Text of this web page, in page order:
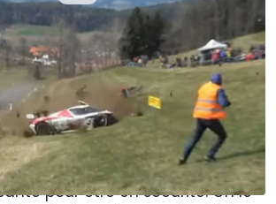
Smith
:Mael Pilven
à19:00
Ajouter Motor1.com en tant que
source préférée sur Google
présentés dans cette vidéo
se trouver à une
pour être en sécurité. On le